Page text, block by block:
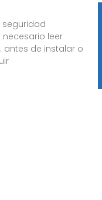
seguridad
necesario leer
antes de instalar o